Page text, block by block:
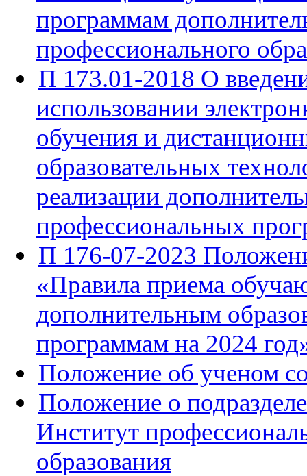
программам
профессионального
П 173.01-2018 О
использовании
обучения и
образовательных
реализации
профессиональных
П 176-07-2023
«Правила приема
дополнительным
программам на 2024
Положение об ученом
Положение о
Институт
образования